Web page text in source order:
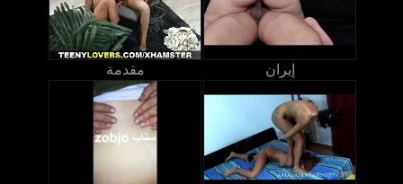
مقدمة إيران